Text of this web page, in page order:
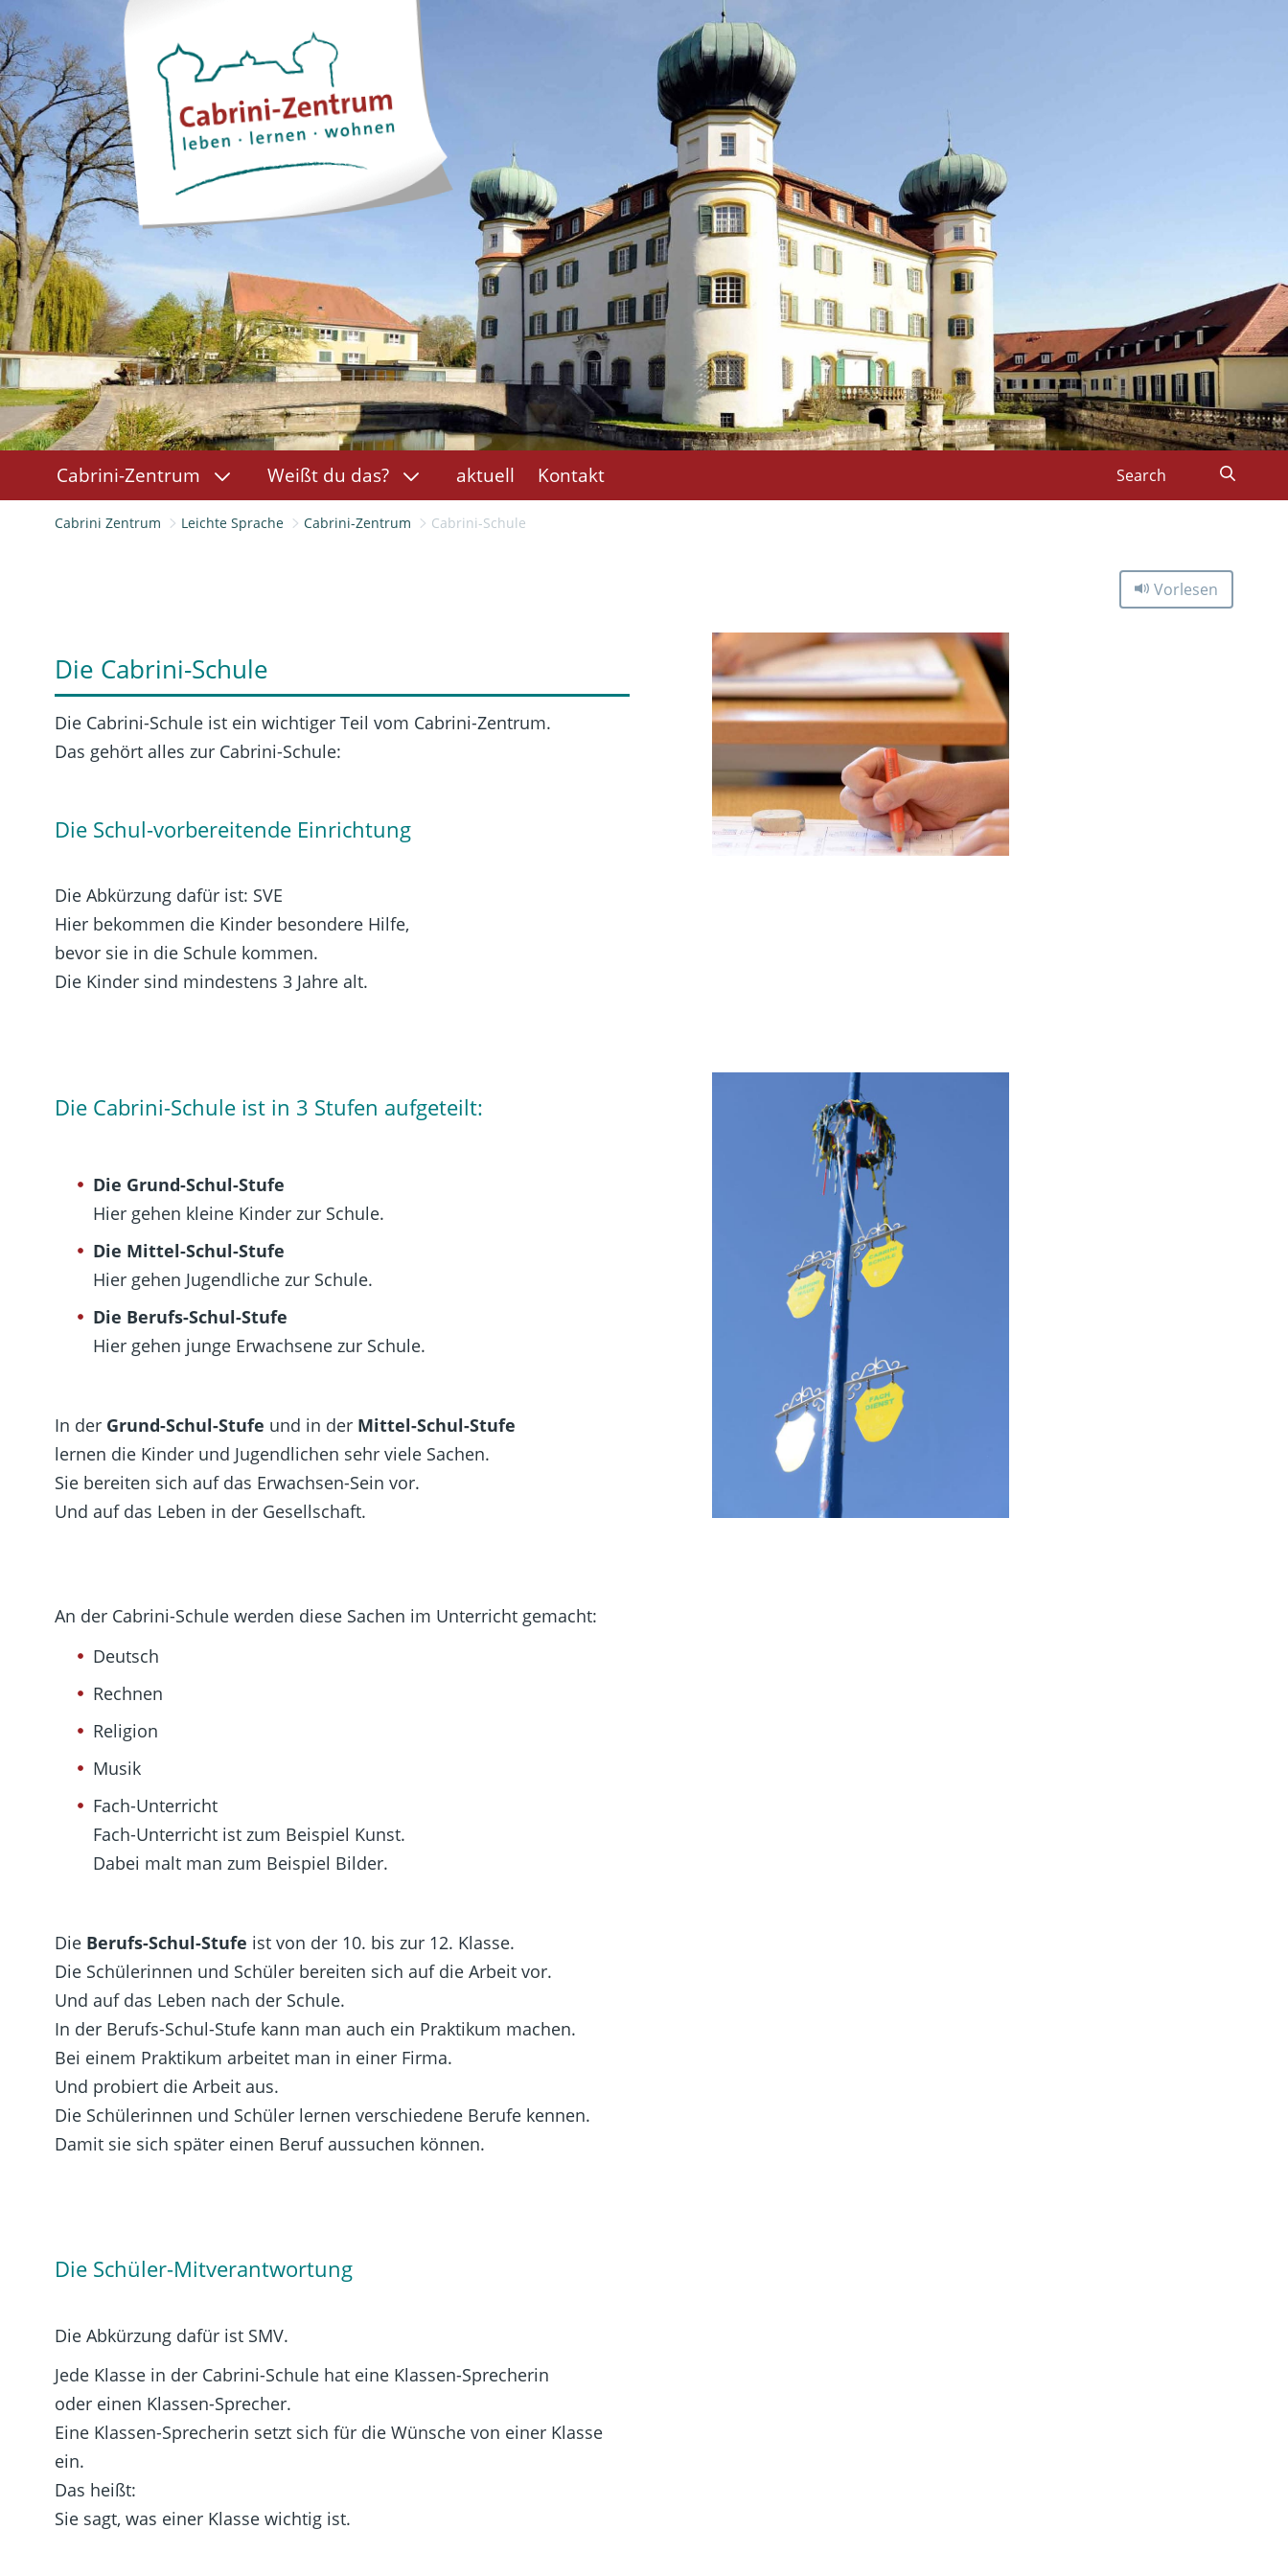
Cabrini-Zentrum Weißt du das? aktuell Kontakt
Cabrini Zentrum Leichte Sprache Cabrini-Zentrum Cabrini-Schule
Vorlesen
Die Cabrini-Schule
Die Cabrini-Schule ist ein wichtiger Teil vom Cabrini-Zentrum.
Das gehört alles zur Cabrini-Schule:
Die Schul-vorbereitende Einrichtung
Die Abkürzung dafür ist: SVE
Hier bekommen die Kinder besondere Hilfe,
bevor sie in die Schule kommen.
Die Kinder sind mindestens 3 Jahre alt.
Die Cabrini-Schule ist in 3 Stufen aufgeteilt:
Die Grund-Schul-Stufe
Hier gehen kleine Kinder zur Schule.
Die Mittel-Schul-Stufe
Hier gehen Jugendliche zur Schule.
Die Berufs-Schul-Stufe
Hier gehen junge Erwachsene zur Schule.
In der Grund-Schul-Stufe und in der Mittel-Schul-Stufe
lernen die Kinder und Jugendlichen sehr viele Sachen.
Sie bereiten sich auf das Erwachsen-Sein vor.
Und auf das Leben in der Gesellschaft.
An der Cabrini-Schule werden diese Sachen im Unterricht gemacht:
Deutsch
Rechnen
Religion
Musik
Fach-Unterricht
Fach-Unterricht ist zum Beispiel Kunst.
Dabei malt man zum Beispiel Bilder.
Die Berufs-Schul-Stufe ist von der 10. bis zur 12. Klasse.
Die Schülerinnen und Schüler bereiten sich auf die Arbeit vor.
Und auf das Leben nach der Schule.
In der Berufs-Schul-Stufe kann man auch ein Praktikum machen.
Bei einem Praktikum arbeitet man in einer Firma.
Und probiert die Arbeit aus.
Die Schülerinnen und Schüler lernen verschiedene Berufe kennen.
Damit sie sich später einen Beruf aussuchen können.
Die Schüler-Mitverantwortung
Die Abkürzung dafür ist SMV.
Jede Klasse in der Cabrini-Schule hat eine Klassen-Sprecherin
oder einen Klassen-Sprecher.
Eine Klassen-Sprecherin setzt sich für die Wünsche von einer Klasse
ein.
Das heißt:
Sie sagt, was einer Klasse wichtig ist.